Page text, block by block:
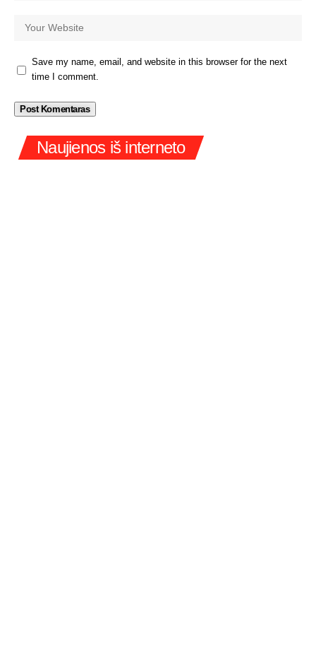
Save my name, email, and website in this browser for the next
time I comment.
Naujienos iš interneto